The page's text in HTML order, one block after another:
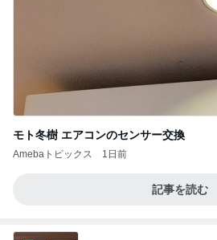
モト冬樹 エアコンのセンサー交換
Amebaトピックス 1日前
記事を読む